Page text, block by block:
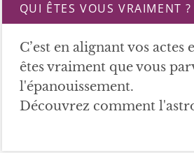
QUI ÊTES VOUS VRAIMENT ?
C’est en alignant vos
êtes vraiment que vous
l'épanouissement.
Découvrez comment